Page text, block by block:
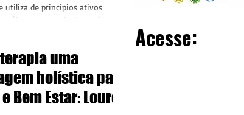
utiliza de princípios ativos
óleos essenciais. Esses óleos
uma
holística para
Bem Estar: Louro
Acesse: